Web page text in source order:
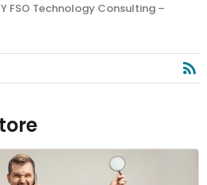
FSO Technology Consulting –